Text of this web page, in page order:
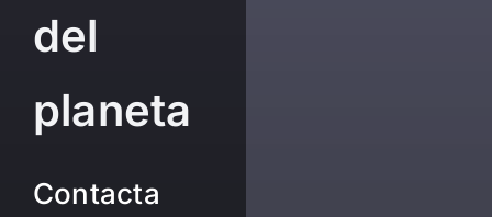
del
planeta
Contacta